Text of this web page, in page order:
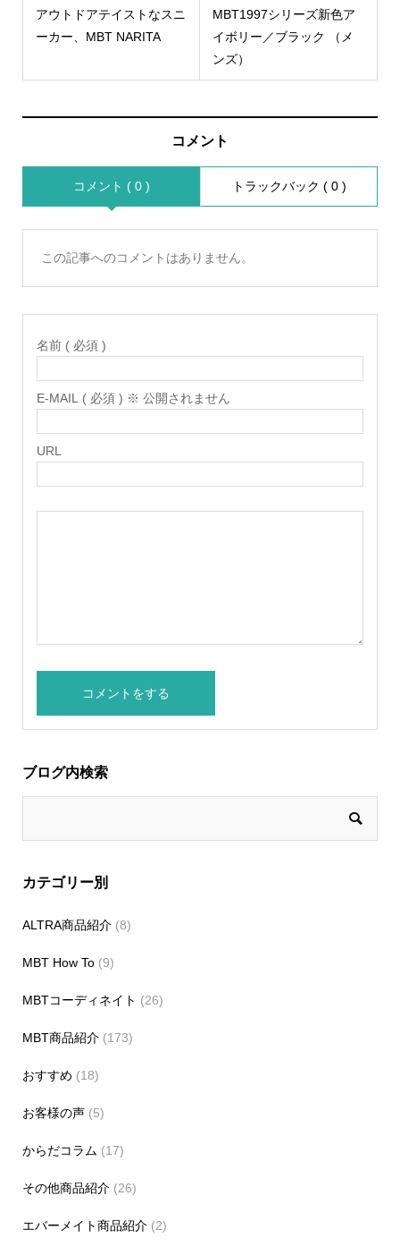
アウトドアテイストなスニ
ーカー、MBT NARITA
MBT1997シリーズ新色ア
イボリー／ブラック （メ
ンズ）
コメント
コメント ( 0 ) トラックバック ( 0 )
この記事へのコメントはありません。
名前 ( 必須 )
E-MAIL ( 必須 ) ※ 公開されません
URL
ブログ内検索
カテゴリー別
ALTRA商品紹介(8)
MBT How To(9)
MBTコーディネイト (26)
MBT商品紹介(173)
おすすめ (18)
お客様の声(5)
からだコラム (17)
その他商品紹介(26)
エバーメイト商品紹介(2)